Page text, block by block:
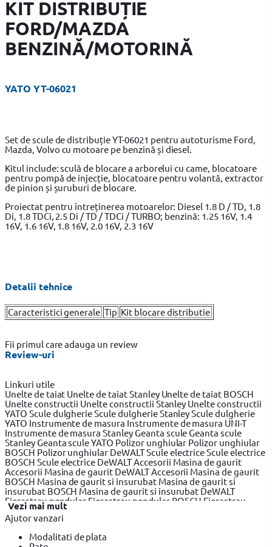
KIT DISTRIBUȚIE
FORD/MAZDA
BENZINĂ/MOTORINĂ
YATO YT-06021
Set de scule de distribuție YT-06021 pentru autoturisme Ford,
Mazda, Volvo cu motoare pe benzină și diesel.
Kitul include: sculă de blocare a arborelui cu came, blocatoare
pentru pompă de injecție, blocatoare pentru volantă, extractor
de pinion și șuruburi de blocare.
Proiectat pentru întreținerea motoarelor: Diesel 1.8 D / TD, 1.8
Di, 1.8 TDCi, 2.5 Di / TD / TDCi / TURBO; benzină: 1.25 16V, 1.4
16V, 1.6 16V, 1.8 16V, 2.0 16V, 2.3 16V
Detalii tehnice
Caracteristici generale Tip Kit blocare distributie
Fii primul care adauga un review
Review-uri
Linkuri utile
Unelte de taiat Unelte de taiat Stanley Unelte de taiat BOSCH
Unelte constructii Unelte constructii Stanley Unelte constructii
YATO Scule dulgherieScule dulgherie StanleyScule dulgherie
YATO Instrumente de masura Instrumente de masura UNI-T
Instrumente de masura StanleyGeanta sculeGeanta scule
StanleyGeanta scule YATO Polizor unghiular Polizor unghiular
BOSCH Polizor unghiular DeWALTScule electriceScule electrice
BOSCH Scule electrice DeWALTAccesorii Masina de gaurit
Accesorii Masina de gaurit DeWALTAccesorii Masina de gaurit
BOSCH Masina de gaurit si insurubat Masina de gaurit si
insurubat BOSCH Masina de gaurit si insurubat DeWALT
Fierastrau pendular Fierastrau pendular BOSCH Fierastrau
pendular DeWALT
DeWALTFierastrau circular BOSCH
Slefuitor electric BOSCH
Vezi mai mult
Ajutor vanzari
Modalitati de plata